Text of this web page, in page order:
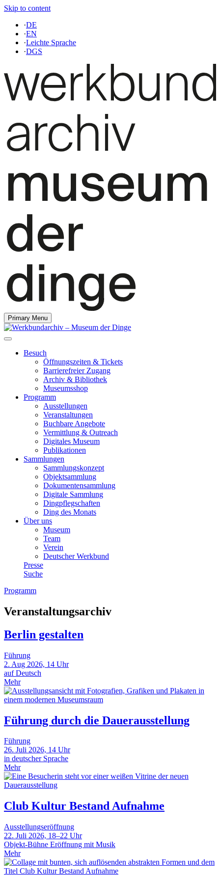
Skip to content
·DE
·EN
·Leichte Sprache
·DGS
Primary Menu
Besuch
Öffnungszeiten & Tickets
Barrierefreier Zugang
Archiv & Bibliothek
Museumsshop
Programm
Ausstellungen
Veranstaltungen
Buchbare Angebote
Vermittlung & Outreach
Digitales Museum
Publikationen
Sammlungen
Sammlungskonzept
Objektsammlung
Dokumentensammlung
Digitale Sammlung
Dingpflegschaften
Ding des Monats
Über uns
Museum
Team
Verein
Deutscher Werkbund
Presse
Suche
Programm
Veranstaltungsarchiv
Berlin gestalten
Führung
2. Aug 2026, 14 Uhr
auf Deutsch
Mehr
Führung durch die Dauerausstellung
Führung
26. Juli 2026, 14 Uhr
in deutscher Sprache
Mehr
Club Kultur Bestand Aufnahme
Ausstellungseröffnung
22. Juli 2026, 18–22 Uhr
Objekt-Bühne Eröffnung mit Musik
Mehr